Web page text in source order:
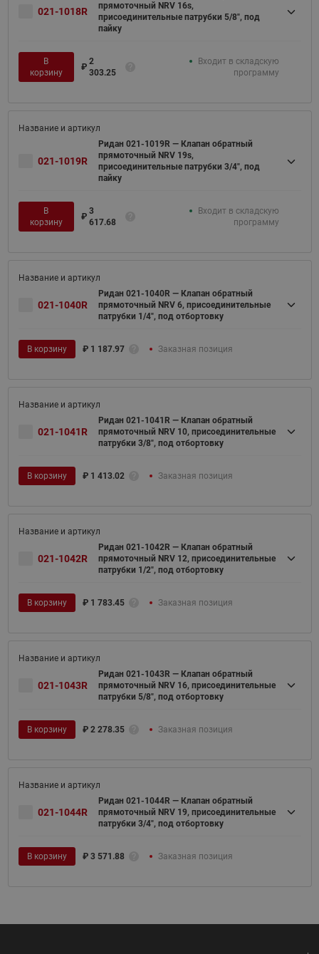
021-1018R
прямоточный NRV 16s,
присоединительные патрубки 5/8", под
пайку
В
корзину
₽
2
303.25
Входит в складскую
программу
021-1019R
Ридан 021-1019R — Клапан обратный
прямоточный NRV 19s,
присоединительные патрубки 3/4", под
пайку
В
корзину
₽
3
617.68
Входит в складскую
программу
021-1040R
Ридан 021-1040R — Клапан обратный
прямоточный NRV 6, присоединительные
патрубки 1/4", под отбортовку
В корзину ₽ 1 187.97 Заказная позиция
021-1041R
Ридан 021-1041R — Клапан обратный
прямоточный NRV 10, присоединительные
патрубки 3/8", под отбортовку
В корзину ₽ 1 413.02 Заказная позиция
021-1042R
Ридан 021-1042R — Клапан обратный
прямоточный NRV 12, присоединительные
патрубки 1/2", под отбортовку
В корзину ₽ 1 783.45 Заказная позиция
021-1043R
Ридан 021-1043R — Клапан обратный
прямоточный NRV 16, присоединительные
патрубки 5/8", под отбортовку
В корзину ₽ 2 278.35 Заказная позиция
021-1044R
Ридан 021-1044R — Клапан обратный
прямоточный NRV 19, присоединительные
патрубки 3/4", под отбортовку
В корзину ₽ 3 571.88 Заказная позиция